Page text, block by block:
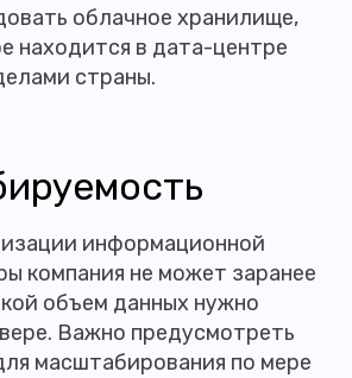
облачное хранилище,
находится в дата-центре
страны.
информационной
компания не может заранее
объем данных нужно
Важно предусмотреть
масштабирования по мере